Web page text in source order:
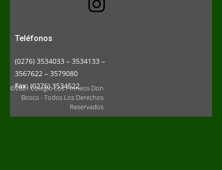
Teléfonos
(0276) 3534033 – 3534133 –
3567622 – 3579080
Fax: (0276) 3534522
©2021 Colegio Los Pirineos Don
Bosco - Todos Los Derechos
Reservados